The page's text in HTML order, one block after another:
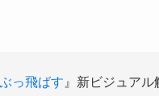
っ飛ばす 』新ビジュア